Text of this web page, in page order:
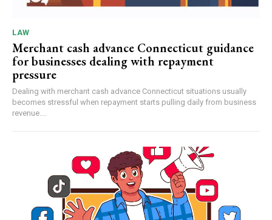
LAW
Merchant cash advance Connecticut guidance
for businesses dealing with repayment
pressure
Dealing with merchant cash advance Connecticut situations usually
becomes stressful when repayment starts pulling daily from business
revenue....